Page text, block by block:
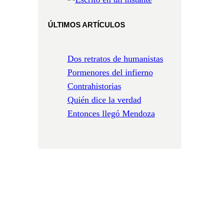
ÚLTIMOS ARTÍCULOS
Dos retratos de humanistas
Pormenores del infierno
Contrahistorias
Quién dice la verdad
Entonces llegó Mendoza